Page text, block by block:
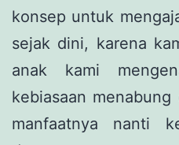
konsep untuk
sejak dini, karena
anak kami
kebiasaan
manfaatnya nanti